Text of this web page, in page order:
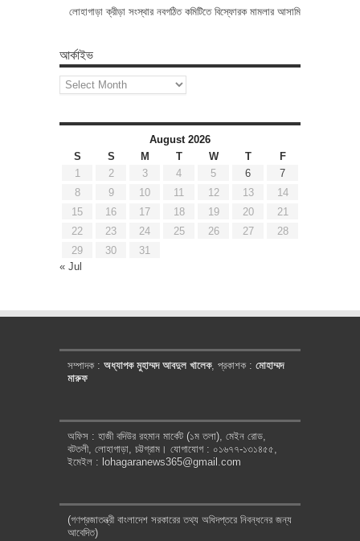
লোহাগাড়া ক্রীড়া সংস্থার নবগঠিত কমিটিতে বিস্ফোরক মামলার আসামি
আর্কাইভ
আর্কাইভ
August 2026
S
S M T W T
F
1
2 3 4 5 6
7
8
9 10 11 12 13
14
15
16 17 18 19 20
21
22
23 24 25 26 27
28
29
30
31
« Jul
সম্পাদক : অধ্যাপক মুহাম্মদ আবদুল খালেক, প্রকাশক : মোহাম্মদ
মারুফ
অফিস : হাজী বদিউর রহমান মার্কেট (১ম তলা), মেইন রোড,
বটতলী, লোহাগাড়া, চট্টগ্রাম। যোগাযোগ : ০১৬৭৭-১৩১৪৫৫,
ইমেইল : lohagaranews365@gmail.com
(গণপ্রজাতন্ত্রী বাংলাদেশ সরকারের তথ্য অধিদপ্তরে নিবন্ধনের জন্য
আবেদিত)